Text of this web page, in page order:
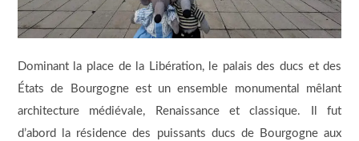
Dominant la place de la Libération, le palais des ducs et des
États de Bourgogne est un ensemble monumental mêlant
architecture médiévale, Renaissance et classique. Il fut
d’abord la résidence des puissants ducs de Bourgogne aux